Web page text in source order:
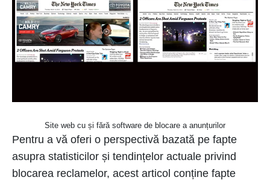
Site web cu și fără software de blocare a anunțurilor
Pentru a vă oferi o perspectivă bazată pe fapte
asupra statisticilor și tendințelor actuale privind
blocarea reclamelor, acest articol conține fapte